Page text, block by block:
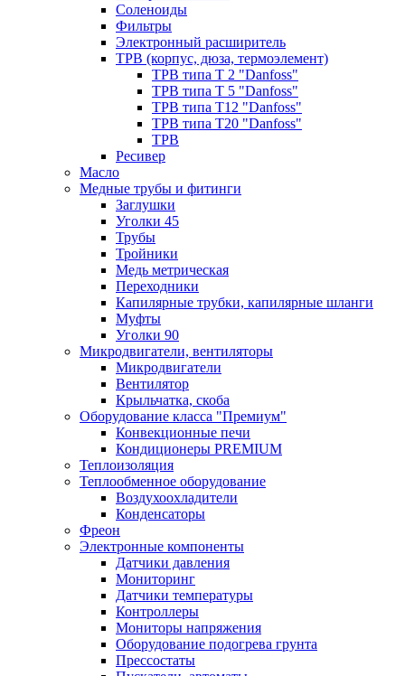
Соленоиды
Фильтры
Электронный расширитель
ТРВ (корпус, дюза, термоэлемент)
ТРВ типа Т 2 "Danfoss"
ТРВ типа Т 5 "Danfoss"
ТРВ типа Т12 "Danfoss"
ТРВ типа Т20 "Danfoss"
ТРВ
Ресивер
Масло
Медные трубы и фитинги
Заглушки
Уголки 45
Трубы
Тройники
Медь метрическая
Переходники
Капилярные трубки, капилярные шланги
Муфты
Уголки 90
Микродвигатели, вентиляторы
Микродвигатели
Вентилятор
Крыльчатка, скоба
Оборудование класса "Премиум"
Конвекционные печи
Кондиционеры PREMIUM
Теплоизоляция
Теплообменное оборудование
Воздухоохладители
Конденсаторы
Фреон
Электронные компоненты
Датчики давления
Мониторинг
Датчики температуры
Контроллеры
Мониторы напряжения
Оборудование подогрева грунта
Прессостаты